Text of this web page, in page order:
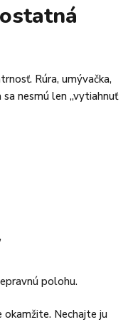
Rúra, umývačka,
nesmú len „vytiahnuť
polohu.
okamžite. Nechajte ju